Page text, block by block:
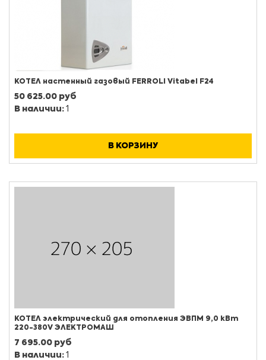
КОТЕЛ настенный газовый FERROLI Vitabel F24
50 625.00 руб
В наличии: 1
В КОРЗИНУ
КОТЕЛ электрический для отопления ЭВПМ 9,0 кВт
220-380V ЭЛЕКТРОМАШ
7 695.00 руб
В наличии: 1